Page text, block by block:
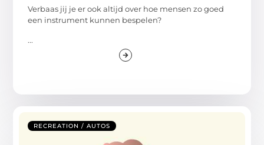
Verbaas jij je er ook altijd over hoe mensen zo goed
een instrument kunnen bespelen?
...
RECREATION / AUTOS